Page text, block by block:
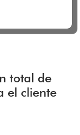
total de
el cliente